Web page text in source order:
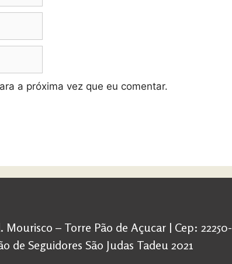
a próxima vez que eu comentar.
Mourisco – Torre Pão de Açucar | Cep: 22250-
de Seguidores São Judas Tadeu 2021